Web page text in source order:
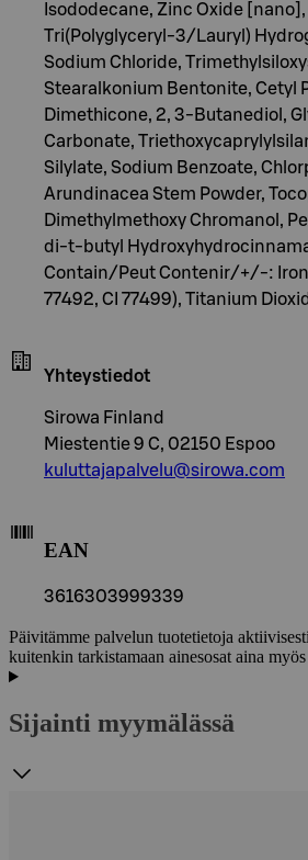
Isododecane, Zinc Oxide [nano],
Tri(Polyglyceryl-3/Lauryl)
Sodium Chloride,
Stearalkonium Bentonite, Cetyl
Dimethicone, 2, 3-Butanediol,
Carbonate,
Silylate, Sodium Benzoate,
Arundinacea Stem Powder,
Dimethylmethoxy Chromanol,
di-t-butyl
Contain/Peut Contenir/+/-: Iron
77492, CI 77499), Titanium
Yhteystiedot
Sirowa Finland
Miestentie 9 C, 02150 Espoo
kuluttajapalvelu@sirowa.com
EAN
3616303999339
Päivitämme palvelun tuotetietoja
kuitenkin tarkistamaan ainesosat aina
Sijainti myymälässä